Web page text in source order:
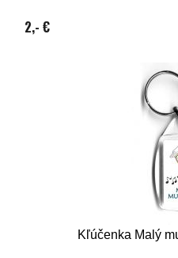
2,- €
Kľúčenka Malý